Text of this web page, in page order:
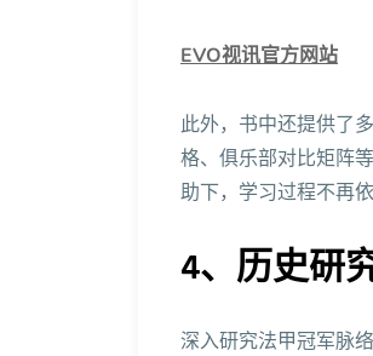
EVO视讯官方网站
此外，书中还提供了
格、俱乐部对比矩阵
助下，学习过程不再
4、历史研
深入研究法甲冠军脉